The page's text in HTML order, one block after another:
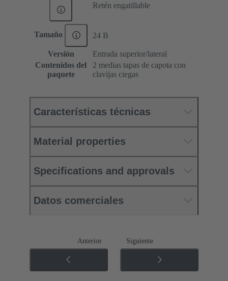
Retén engatillable
Tamaño 24 B
Versión
Entrada superior/lateral
Contenidos del
paquete
2 medias tapas de capota con
clavijas ciegas
Características técnicas
Material properties
Specifications and approvals
Datos comerciales
Anterior Siguiente